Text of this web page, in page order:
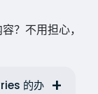
？不用担心，
的办